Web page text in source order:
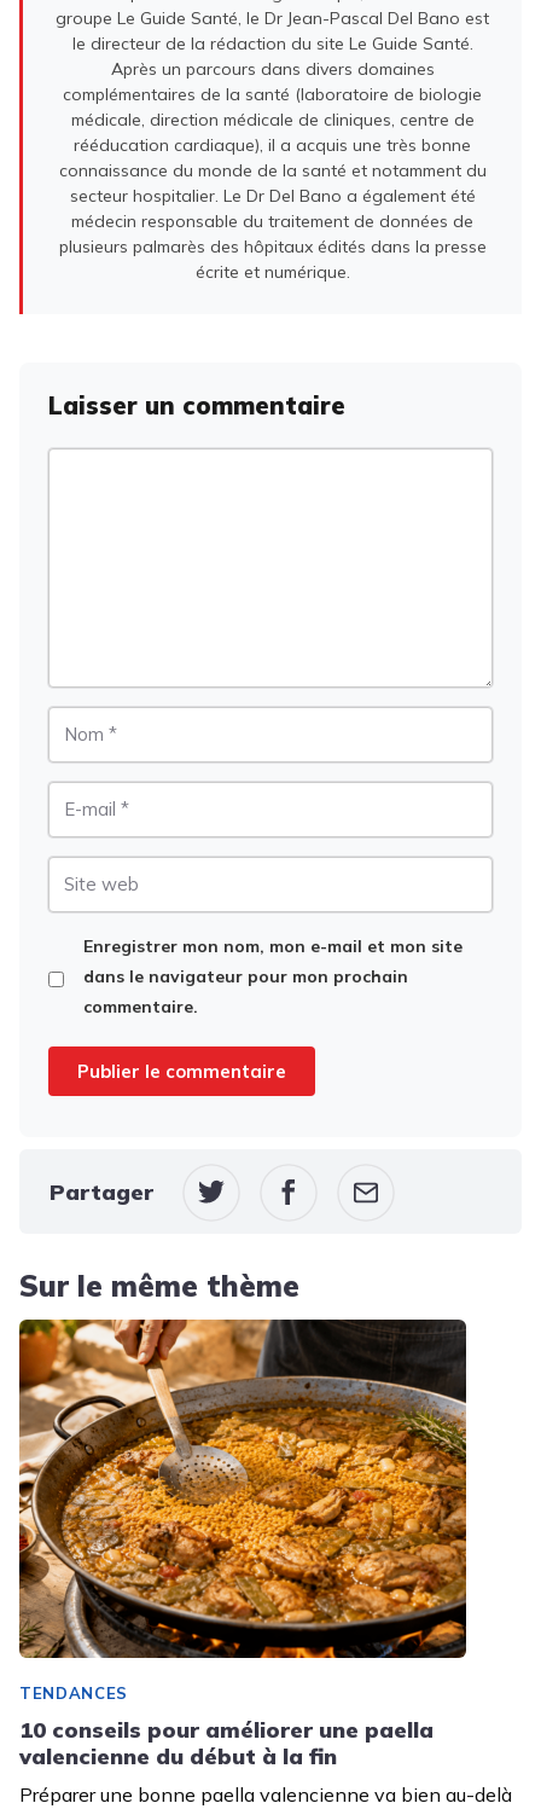
groupe Le Guide Santé, le Dr Jean-Pascal Del Bano est
le directeur de la rédaction du site Le Guide Santé.
Après un parcours dans divers domaines
complémentaires de la santé (laboratoire de biologie
médicale, direction médicale de cliniques, centre de
rééducation cardiaque), il a acquis une très bonne
connaissance du monde de la santé et notamment du
secteur hospitalier. Le Dr Del Bano a également été
médecin responsable du traitement de données de
plusieurs palmarès des hôpitaux édités dans la presse
écrite et numérique.
Laisser un commentaire
Enregistrer mon nom, mon e-mail et mon site
dans le navigateur pour mon prochain
commentaire.
Partager
Sur le même thème
TENDANCES
10 conseils pour améliorer une paella
valencienne du début à la fin
Préparer une bonne paella valencienne va bien au-delà